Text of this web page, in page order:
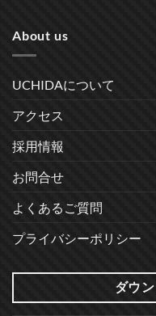
About us
UCHIDAについて
アクセス
採用情報
お問合せ
よくあるご質問
プライバシーポリシー
ダウ